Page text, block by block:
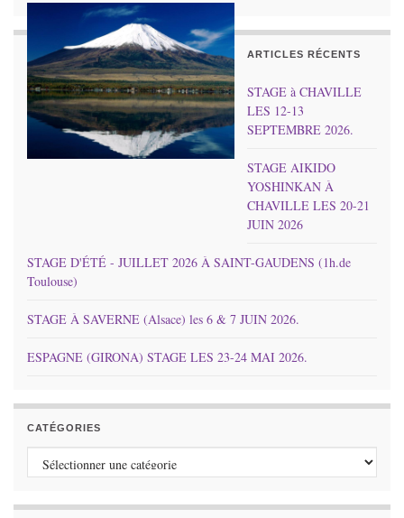
ARTICLES RÉCENTS
STAGE à CHAVILLE
LES 12-13
SEPTEMBRE 2026.
STAGE AIKIDO
YOSHINKAN À
CHAVILLE LES 20-21
JUIN 2026
STAGE D'ÉTÉ - JUILLET 2026 À SAINT-GAUDENS (1h.de
Toulouse)
STAGE À SAVERNE (Alsace) les 6 & 7 JUIN 2026.
ESPAGNE (GIRONA) STAGE LES 23-24 MAI 2026.
CATÉGORIES
Catégories